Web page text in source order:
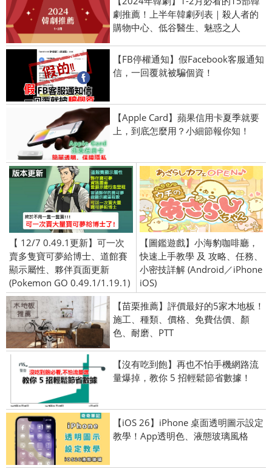
劇推薦！上半年韓劇列表｜殺人者的
購物中心、低谷醫生、魅惑之人
【FB停權通知】假Facebook客服通知
信，一回覆就被騙個資！
【Apple Card】蘋果信用卡夏季就要
上，到底怎麼用？小細節報你知！
【 12/7 0.49.1更新】可一次
賣多隻寶可夢給博士、道館賽
顯示屬性、夥伴頁面更新
(Pokemon GO 0.49.1/1.19.1)
【圖鑑遊戲】小海豹咖啡廳，
快速上手教學 及 攻略、任務、
小密技詳解 (Android／iPhone
iOS)
【苗栗推薦】評價最好的5家木地板！
施工、種類、價格、免費估價、顏
色、耐磨、PTT
【沒有吃到飽】再也不怕手機網路流
量爆掉，教你 5 招輕鬆節省數據！
【iOS 26】iPhone 桌面透明圖示設定
教學！App透明色、液態玻璃風格